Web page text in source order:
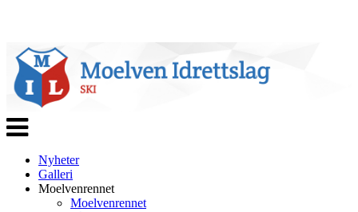
Veksle
navigasjon
Nyheter
Galleri
Moelvenrennet
Moelvenrennet